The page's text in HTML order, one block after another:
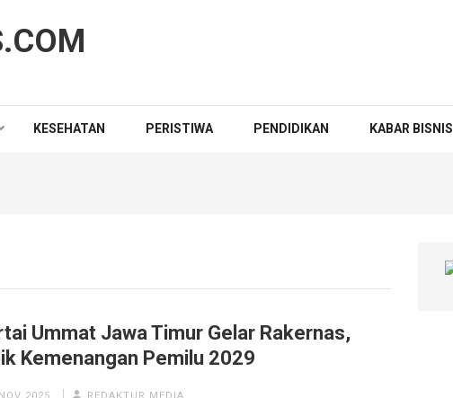
KESEHATAN PERISTIWA PENDIDIKAN KABAR BISNIS
Ummat Jawa Timur Gelar Rakernas,
Kemenangan Pemilu 2029
2025 REDAKTUR MEDIA